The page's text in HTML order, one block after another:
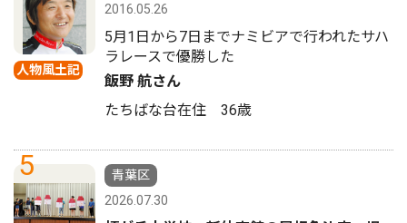
人物風土記
2016.05.26
5月1日から7日までナミビアで行われたサハ
ラレースで優勝した
飯野 航さん
たちばな台在住 36歳
5
青葉区
2026.07.30